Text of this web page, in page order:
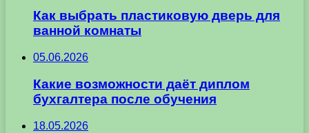
Как выбрать пластиковую дверь для
ванной комнаты
05.06.2026
Какие возможности даёт диплом
бухгалтера после обучения
18.05.2026